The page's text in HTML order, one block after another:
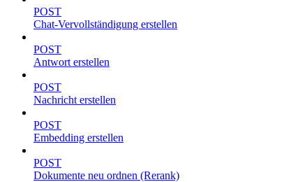
POST
Chat-Vervollständigung erstellen
POST
Antwort erstellen
POST
Nachricht erstellen
POST
Embedding erstellen
POST
Dokumente neu ordnen (Rerank)